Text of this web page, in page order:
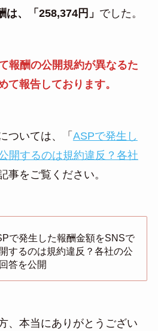
、「258,374円」 でした。
報酬の公開規約が異なるた
て報告しております。
ついては、「 ASPで発生し
開するのは規約違反？各社
事をご覧ください。
で発生した報酬金額をSNSで
するのは規約違反？各社の公
答を公開
、本当にありがとうござい